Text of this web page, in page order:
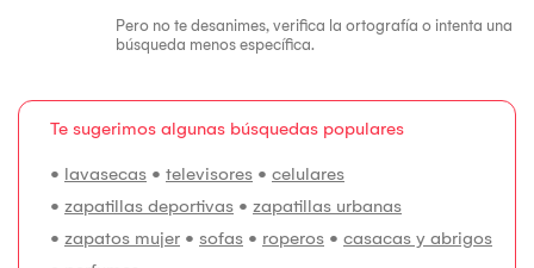
Pero no te desanimes, verifica la ortografía o intenta una
búsqueda menos específica.
Te sugerimos algunas búsquedas populares
• lavasecas • televisores • celulares
• zapatillas deportivas • zapatillas urbanas
• zapatos mujer • sofas • roperos • casacas y abrigos